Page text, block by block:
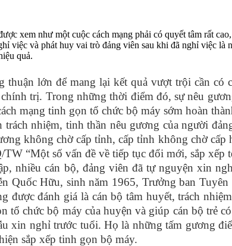
xem như một cuộc cách mạng phải có quyết tâm rất
việc và phát huy vai trò đảng viên sau khi đã nghỉ việc
quả.
lớn để mang lại kết quả vượt trội cần
trị. Trong những thời điểm đó, sự nêu
mạng tinh gọn tổ chức bộ máy sớm hoàn
nhiệm, tinh thần nêu gương của người
không chờ cấp tỉnh, cấp tỉnh không chờ
“Một số vấn đề về tiếp tục đổi mới, sắp
nhiều cán bộ, đảng viên đã tự nguyện xin
Quốc Hữu, sinh năm 1965, Trưởng ban
đánh giá là cán bộ tâm huyết, trách
tổ chức bộ máy của huyện và giúp cán bộ trẻ
xin nghỉ trước tuổi. Họ là những tấm gương
sắp xếp tinh gọn bộ máy.